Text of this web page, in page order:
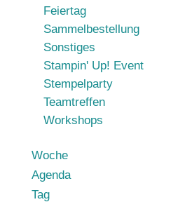
Feiertag
Sammelbestellung
Sonstiges
Stampin' Up! Event
Stempelparty
Teamtreffen
Workshops
Woche
Agenda
Tag